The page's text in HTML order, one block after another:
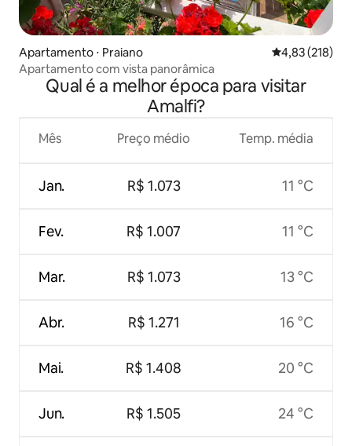
Apartamento ⋅ Praiano 4,83 de uma
4,83 (218)
Apartamento com vista panorâmica
Qual é a melhor época para visitar
Amalfi?
Mês
Jan.
Fev.
Mar.
Abr.
Mai.
Jun.
Preço médio
R$ 1.073
R$ 1.007
R$ 1.073
R$ 1.271
R$ 1.408
R$ 1.505
Temp. média
11 °C
11 °C
13 °C
16 °C
20 °C
24 °C